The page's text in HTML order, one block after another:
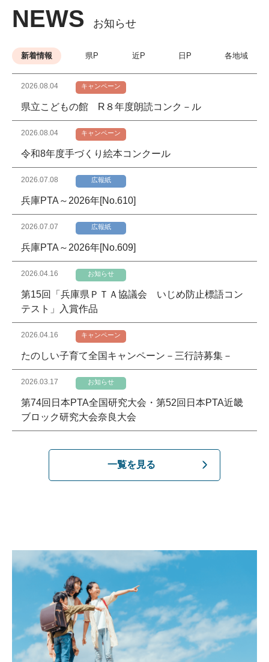
NEWS お知らせ
新着情報 県P 近P 日P 各地域
2026.08.04 キャンペーン
県立こどもの館 R８年度朗読コンク－ル
2026.08.04 キャンペーン
令和8年度手づくり絵本コンクール
2026.07.08 広報紙
兵庫PTA～2026年[No.610]
2026.07.07 広報紙
兵庫PTA～2026年[No.609]
2026.04.16 お知らせ
第15回「兵庫県ＰＴＡ協議会 いじめ防止標語コン
テスト」入賞作品
2026.04.16 キャンペーン
たのしい子育て全国キャンペーン－三行詩募集－
2026.03.17 お知らせ
第74回日本PTA全国研究大会・第52回日本PTA近畿
ブロック研究大会奈良大会
一覧を見る